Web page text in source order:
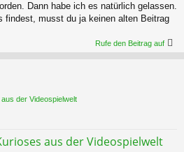
Dann habe ich es natürlich gelassen.
findest, musst du ja keinen alten Beitrag
Rufe den Beitrag auf
der Videospielwelt
aus der Videospielwelt